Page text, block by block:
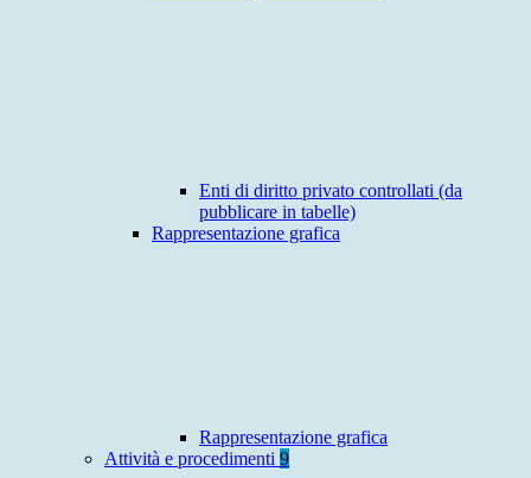
Enti di diritto privato controllati (da
pubblicare in tabelle)
Rappresentazione grafica
Rappresentazione grafica
Attività e procedimenti 9